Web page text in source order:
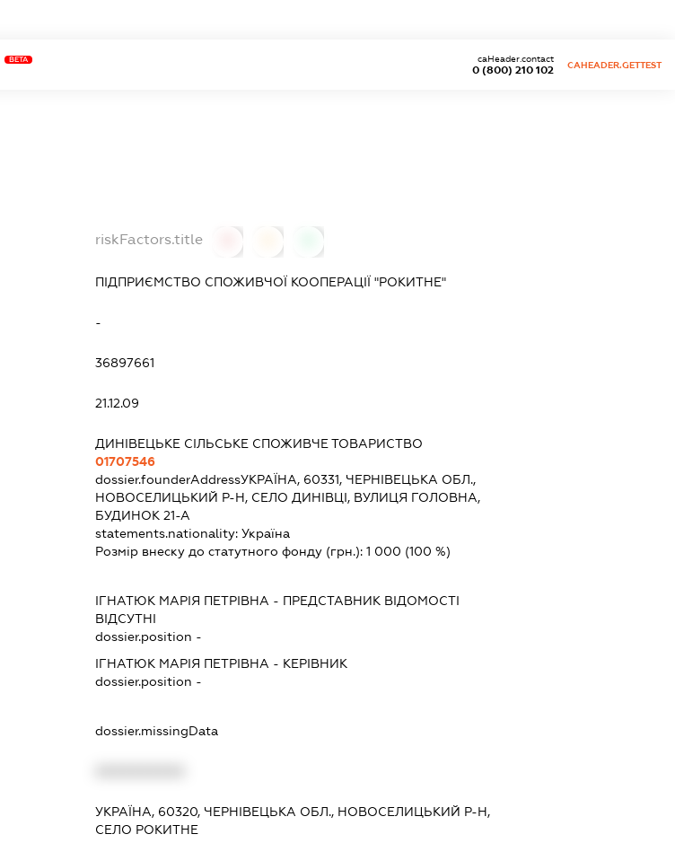
BETA
0 (800) 210 102
caHeader.contact
CAHEADER.GETTEST
riskFactors.title
ПІДПРИЄМСТВО СПОЖИВЧОЇ КООПЕРАЦІЇ "РОКИТНЕ"
-
36897661
21.12.09
ДИНІВЕЦЬКЕ СІЛЬСЬКЕ СПОЖИВЧЕ ТОВАРИСТВО
01707546
dossier.founderAddressУКРАЇНА, 60331, ЧЕРНІВЕЦЬКА ОБЛ.,
НОВОСЕЛИЦЬКИЙ Р-Н, СЕЛО ДИНІВЦІ, ВУЛИЦЯ ГОЛОВНА,
БУДИНОК 21-А
statements.nationality: Україна
Розмір внеску до статутного фонду (грн.): 1 000 (100 %)
ІГНАТЮК МАРІЯ ПЕТРІВНА - ПРЕДСТАВНИКВІДОМОСТІ
ВІДСУТНІ
dossier.position -
ІГНАТЮК МАРІЯ ПЕТРІВНА - КЕРІВНИК
dossier.position -
dossier.missingData
УКРАЇНА, 60320, ЧЕРНІВЕЦЬКА ОБЛ., НОВОСЕЛИЦЬКИЙ Р-Н,
СЕЛО РОКИТНЕ